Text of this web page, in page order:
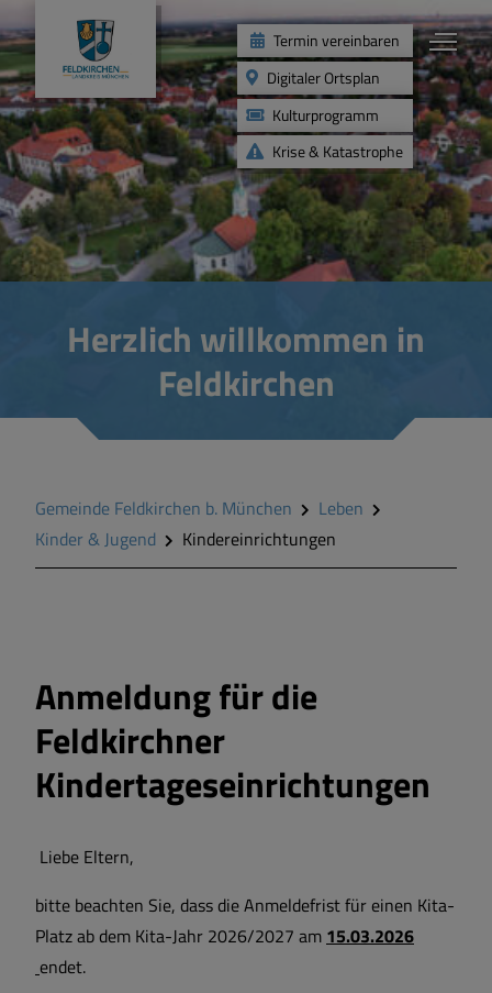
Termin vereinbaren
Digitaler Ortsplan
Kulturprogramm
Krise & Katastrophe
Leben
Gesundheit & Soziales
Wirtschaft & Gewerbe
Herzlich willkommen in
Feldkirchen
Gemeinde Feldkirchen b. München
Leben
Kinder & Jugend
Kindereinrichtungen
Anmeldung für die
Feldkirchner
Kindertageseinrichtungen
Liebe Eltern,
bitte beachten Sie, dass die Anmeldefrist für einen Kita-
Platz ab dem Kita-Jahr 2026/2027 am 15.03.2026
endet.